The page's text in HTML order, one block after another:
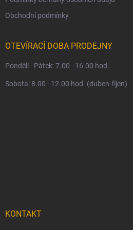
Obchodní podmínky
OTEVÍRACÍ DOBA PRODEJNY
Pondělí - Pátek: 7.00 - 16.00 hod.
Sobota: 8.00 - 12.00 hod. (duben-říjen)
KONTAKT